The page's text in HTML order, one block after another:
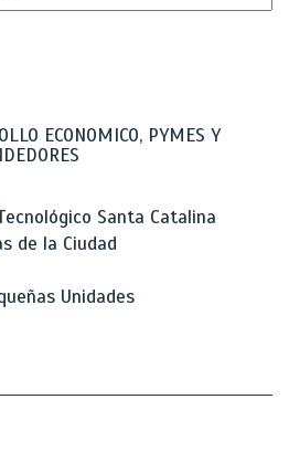
ECONOMICO, PYMES Y
Santa Catalina
de la Ciudad
Unidades